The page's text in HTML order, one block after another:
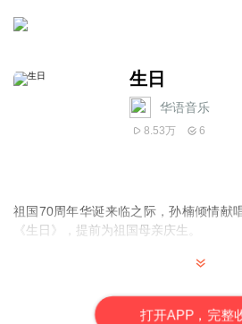
生日
华语音乐
8.53万 6
祖国70周年华诞来临之际，孙楠倾情献
《生日》，提前为祖国母亲庆生。
在孙楠温柔的声线里，回顾伟大新中国
打开APP，完整